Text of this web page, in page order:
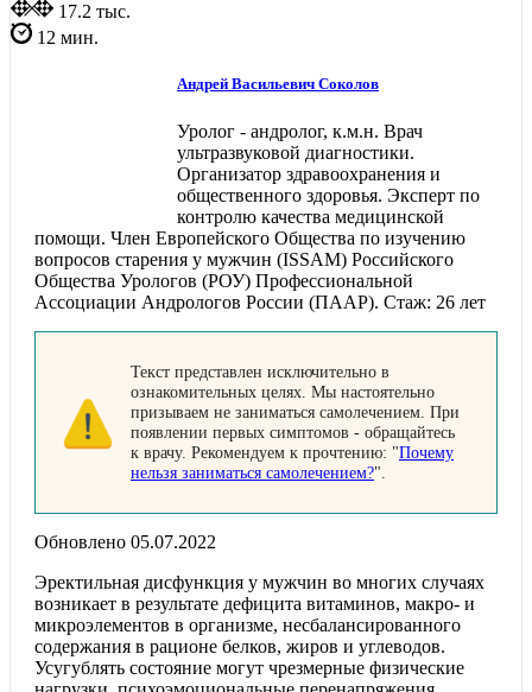
17.2 тыс.
12 мин.
Андрей Васильевич Соколов
Уролог - андролог, к.м.н. Врач
ультразвуковой диагностики.
Организатор здравоохранения и
общественного здоровья. Эксперт по
контролю качества медицинской
помощи. Член Европейского Общества по изучению
вопросов старения у мужчин (ISSAM) Российского
Общества Урологов (РОУ) Профессиональной
Ассоциации Андрологов России (ПААР). Стаж: 26 лет
Текст представлен исключительно в
ознакомительных целях. Мы настоятельно
призываем не заниматься самолечением. При
появлении первых симптомов - обращайтесь
к врачу. Рекомендуем к прочтению: "Почему
нельзя заниматься самолечением?".
Обновлено 05.07.2022
Эректильная дисфункция у мужчин во многих случаях
возникает в результате дефицита витаминов, макро- и
микроэлементов в организме, несбалансированного
содержания в рационе белков, жиров и углеводов.
Усугублять состояние могут чрезмерные физические